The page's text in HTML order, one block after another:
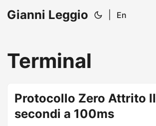
Gianni Leggio En
Terminal
Protocollo Zero Attrito
secondi a 100ms